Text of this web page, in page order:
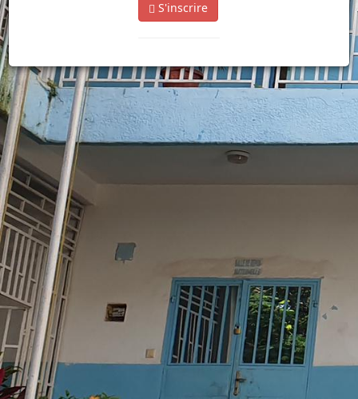
S'inscrire